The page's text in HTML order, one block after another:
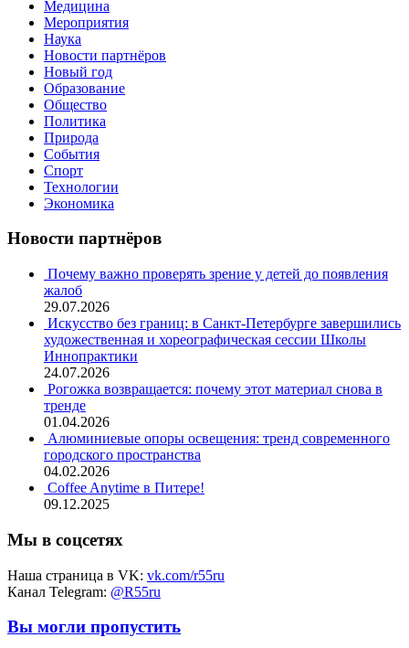
Медицина
Мероприятия
Наука
Новости партнёров
Новый год
Образование
Общество
Политика
Природа
События
Спорт
Технологии
Экономика
Новости партнёров
Почему важно проверять зрение у детей до появления
жалоб
29.07.2026
Искусство без границ: в Санкт-Петербурге завершились
художественная и хореографическая сессии Школы
Иннопрактики
24.07.2026
Рогожка возвращается: почему этот материал снова в
тренде
01.04.2026
Алюминиевые опоры освещения: тренд современного
городского пространства
04.02.2026
Coffee Anytime в Питере!
09.12.2025
Мы в соцсетях
Наша страница в VK: vk.com/r55ru
Канал Telegram: @R55ru
Вы могли пропустить